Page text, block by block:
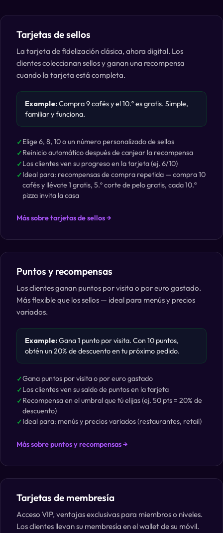
Tarjetas de sellos
La tarjeta de fidelización clásica, ahora digital. Los
clientes coleccionan sellos y ganan una recompensa
cuando la tarjeta está completa.
Example:Compra 9 cafés y el 10.º es gratis. Simple,
familiar y funciona.
Elige 6, 8, 10 o un número personalizado de sellos
Reinicio automático después de canjear la recompensa
Los clientes ven su progreso en la tarjeta (ej. 6/10)
Ideal para: recompensas de compra repetida — compra 10
cafés y llévate 1 gratis, 5.º corte de pelo gratis, cada 10.ª
pizza invita la casa
Más sobre tarjetas de sellos →
Puntos y recompensas
Los clientes ganan puntos por visita o por euro gastado.
Más flexible que los sellos — ideal para menús y precios
variados.
Example:Gana 1 punto por visita. Con 10 puntos,
obtén un 20% de descuento en tu próximo pedido.
Gana puntos por visita o por euro gastado
Los clientes ven su saldo de puntos en la tarjeta
Recompensa en el umbral que tú elijas (ej. 50 pts = 20% de
descuento)
Ideal para: menús y precios variados (restaurantes, retail)
Más sobre puntos y recompensas →
Tarjetas de membresía
Acceso VIP, ventajas exclusivas para miembros o niveles.
Los clientes llevan su membresía en el wallet de su móvil.